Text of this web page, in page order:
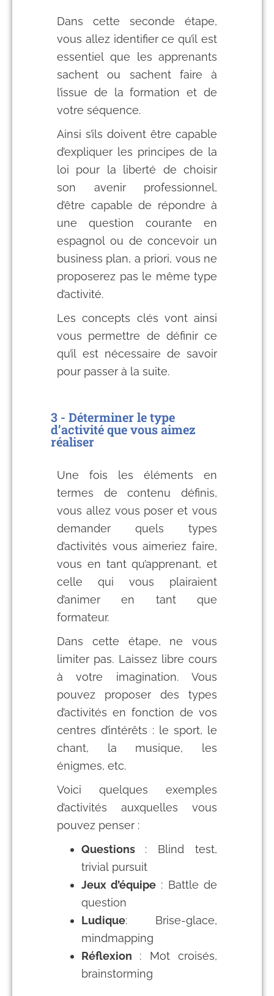
Dans cette seconde étape,
vous allez identifier ce qu’il est
essentiel que les apprenants
sachent ou sachent faire à
l’issue de la formation et de
votre séquence.
Ainsi s’ils doivent être capable
d’expliquer les principes de la
loi pour la liberté de choisir
son avenir professionnel,
d’être capable de répondre à
une question courante en
espagnol ou de concevoir un
business plan, a priori, vous ne
proposerez pas le même type
d’activité.
Les concepts clés vont ainsi
vous permettre de définir ce
qu’il est nécessaire de savoir
pour passer à la suite.
3 - Déterminer le type
d’activité que vous aimez
réaliser
Une fois les éléments en
termes de contenu définis,
vous allez vous poser et vous
demander quels types
d’activités vous aimeriez faire,
vous en tant qu’apprenant, et
celle qui vous plairaient
d’animer en tant que
formateur.
Dans cette étape, ne vous
limiter pas. Laissez libre cours
à votre imagination. Vous
pouvez proposer des types
d’activités en fonction de vos
centres d’intérêts : le sport, le
chant, la musique, les
énigmes, etc.
Voici quelques exemples
d’activités auxquelles vous
pouvez penser :
Questions : Blind test,
trivial pursuit
Jeux d’équipe : Battle de
question
Ludique: Brise-glace,
mindmapping
Réflexion : Mot croisés,
brainstorming